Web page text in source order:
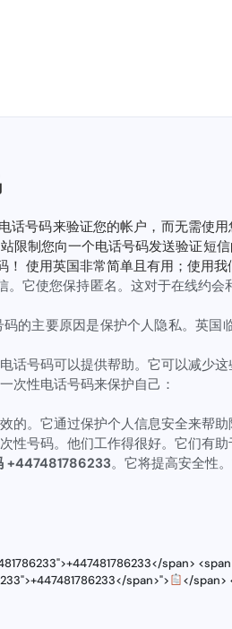
话号码来验证您的帐户，而无需使
限制您向一个电话号码发送验证短
使用英国非常简单且有用；使用我
。它使您保持匿名。这对于在线约
的主要原因是保护个人隐私。英国
号码可以提供帮助。它可以减少这
次性电话号码来保护自己：
的。它通过保护个人信息安全来帮助
性号码。他们工作得很好。它们有助
+447481786233。它将提高安全性
span>
span>">
</span>